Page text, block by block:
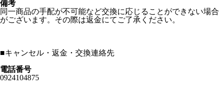
備考
同一商品の手配が不可能など交換に応じることができない場合
がございます。その際は返金にてご了承ください。
■キャンセル・返金・交換連絡先
電話番号
0924104875